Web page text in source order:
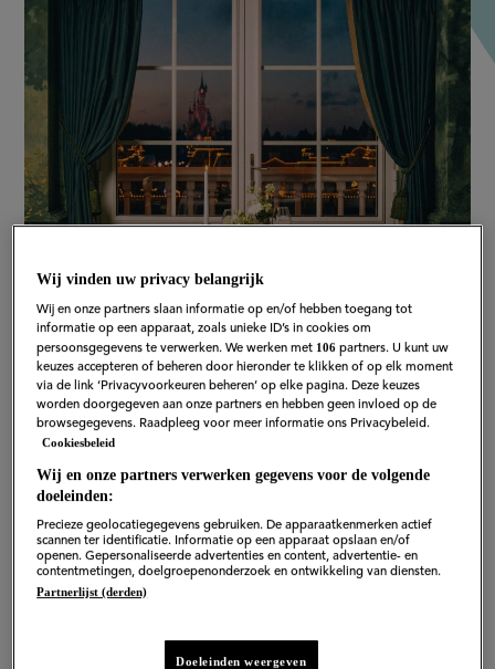
sterrenchef
Voor de liefhebbers van uitgebreid eten en Disney is er
Disneyland Paris is sinds kort een restaurant waar je kan
eten bij Michelin-sterrenchefJean Imbert. Hier worden
wereldberoemde verhalen op een culinaire manier
Wij vinden uw privacy belangrijk
Wij en onze partners slaan informatie op en/of hebben toegang tot
informatie op een apparaat, zoals unieke ID’s in cookies om
persoonsgegevens te verwerken. We werken met 106 partners. U kunt uw
keuzes accepteren of beheren door hieronder te klikken of op elk moment
via de link ‘Privacyvoorkeuren beheren’ op elke pagina. Deze keuzes
worden doorgegeven aan onze partners en hebben geen invloed op de
browsegegevens. Raadpleeg voor meer informatie ons Privacybeleid.
Cookiesbeleid
Wij en onze partners verwerken gegevens voor de volgende
doeleinden:
Precieze geolocatiegegevens gebruiken. De apparaatkenmerken actief
scannen ter identificatie. Informatie op een apparaat opslaan en/of
openen. Gepersonaliseerde advertenties en content, advertentie- en
contentmetingen, doelgroepenonderzoek en ontwikkeling van diensten.
Partnerlijst (derden)
Doeleinden weergeven